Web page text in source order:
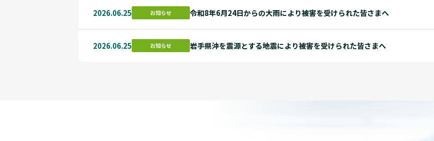
2026.06.25 お知らせ 令和8年6月24日からの大雨により被害を受けられた皆さまへ
2026.06.25 お知らせ 岩手県沖を震源とする地震により被害を受けられた皆さまへ